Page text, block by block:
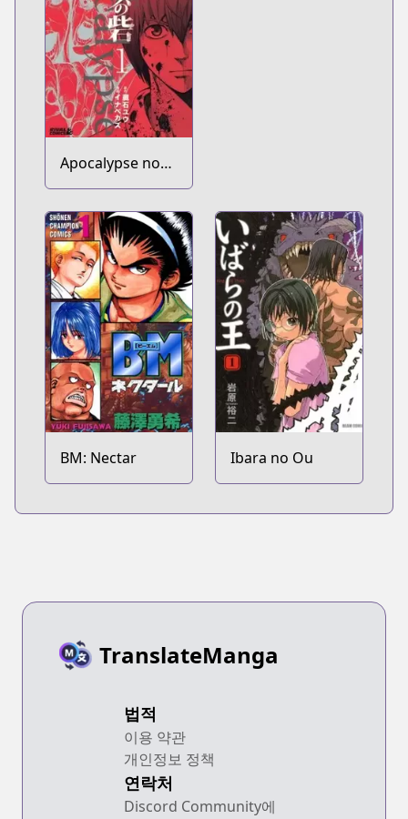
Apocalypse no
Toride
BM: Nectar Ibara no Ou
TranslateManga
법적
이용 약관
개인정보 정책
연락처
Discord Community에